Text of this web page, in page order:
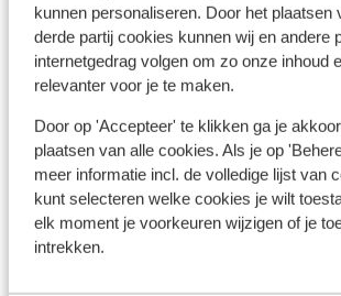
kunnen personaliseren. Door het plaatsen
derde partij cookies kunnen wij en andere
internetgedrag volgen om zo onze inhoud
relevanter voor je te maken.
Door op 'Accepteer' te klikken ga je
plaatsen van alle cookies. Als je op
meer informatie incl. de volledige lijst van
kunt selecteren welke cookies je wilt
elk moment je voorkeuren wijzigen of je
intrekken.
In de buurt
Afstand tot centrum: circa 1,5
Luchthaven Salzburg: 78 km
Afstand tot treinstation circa 1,5
Afstand tot dichtstbijzijnde winkels
kilometer